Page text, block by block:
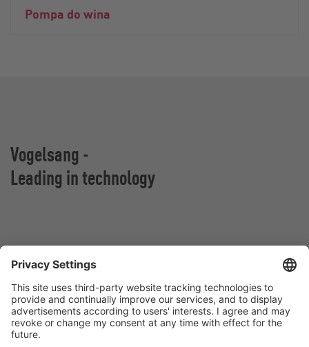
Pompa do wina
Vogelsang -
Leading in technology
VOGELSANG Sp. z o.o.
Al. San Francisco 9
55-020 Rzeplin
Polska